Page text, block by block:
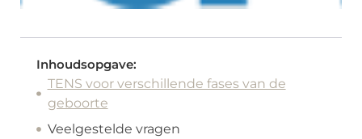
Inhoudsopgave:
TENS voor verschillende fases van de
geboorte
Veelgestelde vragen